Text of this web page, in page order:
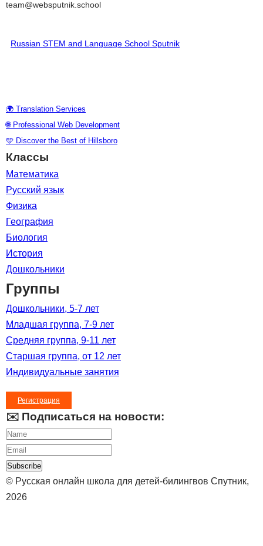
team@websputnik.school
Russian STEM and Language School Sputnik
🌍 Translation Services
🌐 Professional Web Development
🩵 Discover the Best of Hillsboro
Классы
Математика
Русский язык
Физика
География
Биология
История
Дошкольники
Группы
Дошкольники, 5-7 лет
Младшая группа, 7-9 лет
Средняя группа, 9-11 лет
Старшая группа, от 12 лет
Индивидуальные занятия
Регистрация
✉️ Подписаться на новости:
Subscribe
© Русская онлайн школа для детей-билингвов Спутник,
2026